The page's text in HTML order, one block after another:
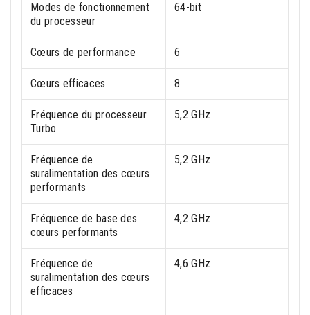
Modes de fonctionnement
du processeur
64-bit
Cœurs de performance 6
Cœurs efficaces 8
Fréquence du processeur
Turbo
5,2 GHz
Fréquence de
suralimentation des cœurs
performants
5,2 GHz
Fréquence de base des
cœurs performants
4,2 GHz
Fréquence de
suralimentation des cœurs
efficaces
4,6 GHz